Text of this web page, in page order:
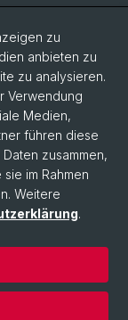
zu
anbieten zu
zu analysieren.
Verwendung
Medien,
führen diese
zusammen,
im Rahmen
Weitere
.